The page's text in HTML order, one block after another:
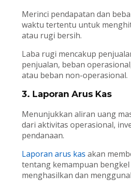
Merinci pendapatan dan
waktu tertentu untuk
atau rugi bersih.
Laba rugi mencakup
penjualan, beban
atau beban non-operasional.
3. Laporan Arus Kas
Menunjukkan aliran uang
dari aktivitas operasional,
pendanaan.
Laporan arus kas akan
tentang kemampuan
menghasilkan dan